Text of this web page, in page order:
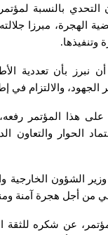
التحدي بالنسبة
الهجرة، مبرزا
وتنفيذها.
نبرز بأن تعددية
الجهود، والالتزام في
على هذا المؤتمر
الحوار
الشؤون
من أجل هجرة آمنة
عن شكره للثقة